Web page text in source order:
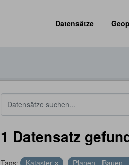
Datensätze
1 Datensatz
Tags: Kataster Planen - Bauen